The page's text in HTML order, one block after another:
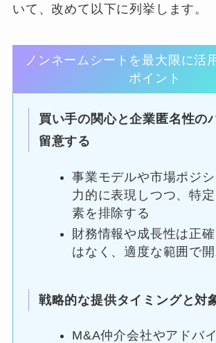
いて、改めて以下に列挙します。
ノンネームシートを最大限に活
ポイント
買い手の関心と企業匿名性の
留意する
事業モデルや市場ポジ
力的に表現しつつ、特
素を排除する
財務情報や成長性は正
はなく、適度な範囲で
戦略的な提供タイミングと対
M&A仲介会社やアドバ